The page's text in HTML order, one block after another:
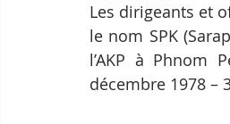
Les dirigeants et
le nom SPK
l’AKP à Phnom
décembre 1978 –